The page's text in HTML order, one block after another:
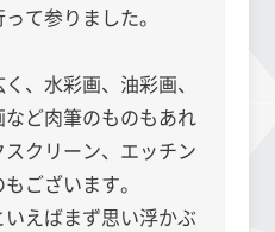
て参りました。
、水彩画、油彩画、
ど肉筆のものもあれ
クリーン、エッチン
ございます。
えばまず思い浮かぶ